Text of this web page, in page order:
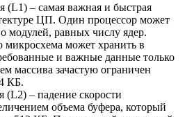
(L1) – самая важная и быстрая
ЦП. Один процессор может
модулей, равных числу ядер.
микросхема может хранить в
и важные данные только
массива зачастую ограничен
КБ.
(L2) – падение скорости
объема буфера, который